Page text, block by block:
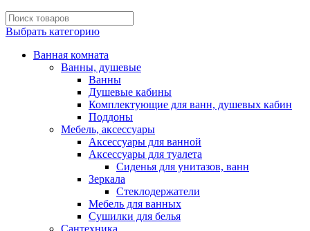
Выбрать категорию
Ванная комната
Ванны, душевые
Ванны
Душевые кабины
Комплектующие для ванн, душевых кабин
Поддоны
Мебель, аксессуары
Аксессуары для ванной
Аксессуары для туалета
Сиденья для унитазов, ванн
Зеркала
Стеклодержатели
Мебель для ванных
Сушилки для белья
Сантехника